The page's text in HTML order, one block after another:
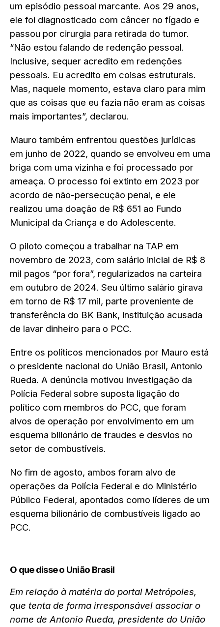
um episódio pessoal marcante. Aos 29 anos,
ele foi diagnosticado com câncer no fígado e
passou por cirurgia para retirada do tumor.
“Não estou falando de redenção pessoal.
Inclusive, sequer acredito em redenções
pessoais. Eu acredito em coisas estruturais.
Mas, naquele momento, estava claro para mim
que as coisas que eu fazia não eram as coisas
mais importantes”, declarou.
Mauro também enfrentou questões jurídicas
em junho de 2022, quando se envolveu em uma
briga com uma vizinha e foi processado por
ameaça. O processo foi extinto em 2023 por
acordo de não-persecução penal, e ele
realizou uma doação de R$ 651 ao Fundo
Municipal da Criança e do Adolescente.
O piloto começou a trabalhar na TAP em
novembro de 2023, com salário inicial de R$ 8
mil pagos “por fora”, regularizados na carteira
em outubro de 2024. Seu último salário girava
em torno de R$ 17 mil, parte proveniente de
transferência do BK Bank, instituição acusada
de lavar dinheiro para o PCC.
Entre os políticos mencionados por Mauro está
o presidente nacional do União Brasil, Antonio
Rueda. A denúncia motivou investigação da
Polícia Federal sobre suposta ligação do
político com membros do PCC, que foram
alvos de operação por envolvimento em um
esquema bilionário de fraudes e desvios no
setor de combustíveis.
No fim de agosto, ambos foram alvo de
operações da Polícia Federal e do Ministério
Público Federal, apontados como líderes de um
esquema bilionário de combustíveis ligado ao
PCC.
O que disse o União Brasil
Em relação à matéria do portal Metrópoles,
que tenta de forma irresponsável associar o
nome de Antonio Rueda, presidente do União